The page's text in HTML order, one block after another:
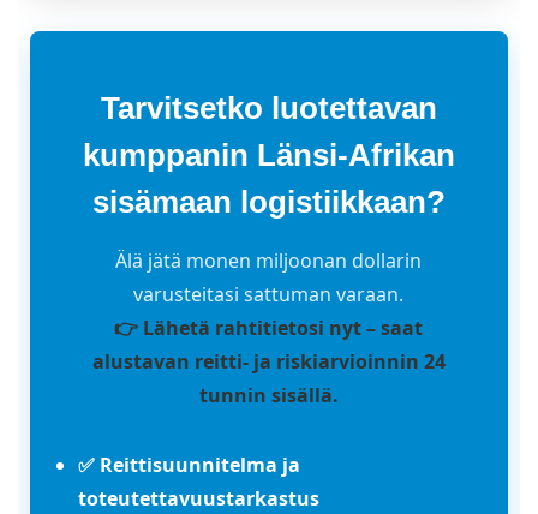
Tarvitsetko luotettavan
kumppanin Länsi-Afrikan
sisämaan logistiikkaan?
Älä jätä monen miljoonan dollarin
varusteitasi sattuman varaan.
👉 Lähetä rahtitietosi nyt – saat
alustavan reitti- ja riskiarvioinnin 24
tunnin sisällä.
✅ Reittisuunnitelma ja
toteutettavuustarkastus